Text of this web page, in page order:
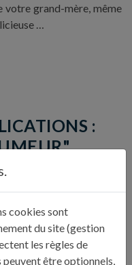
grand-mère, même
…
:
cookies sont
du site (gestion
les règles de
être optionnels,